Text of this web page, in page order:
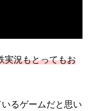
実況もとってもお
るゲームだと思い